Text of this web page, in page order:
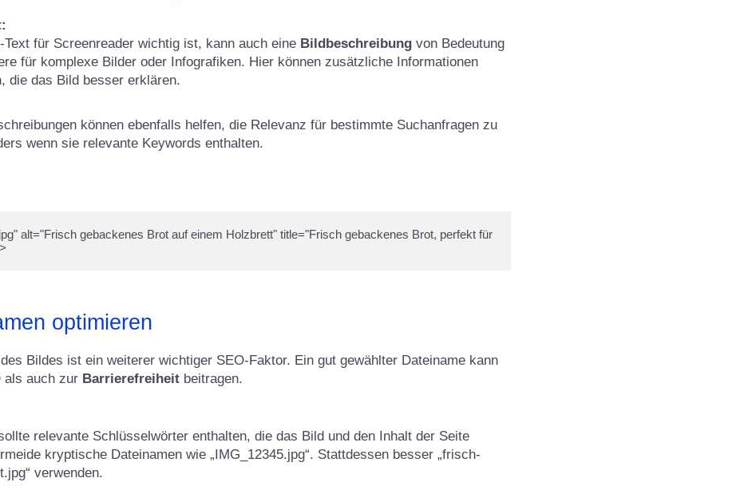
Text für Screenreader wichtig ist, kann auch eine Bildbeschreibung von Bedeutung
für komplexe Bilder oder Infografiken. Hier können zusätzliche Informationen
die das Bild besser erklären.
können ebenfalls helfen, die Relevanz für bestimmte Suchanfragen zu
wenn sie relevante Keywords enthalten.
alt="Frisch gebackenes Brot auf einem Holzbrett" title="Frisch gebackenes Brot, perfekt für
optimieren
des Bildes ist ein weiterer wichtiger SEO-Faktor. Ein gut gewählter Dateiname kann
als auch zur Barrierefreiheit beitragen.
relevante Schlüsselwörter enthalten, die das Bild und den Inhalt der Seite
kryptische Dateinamen wie „IMG_12345.jpg“. Stattdessen besser „frisch-
verwenden.